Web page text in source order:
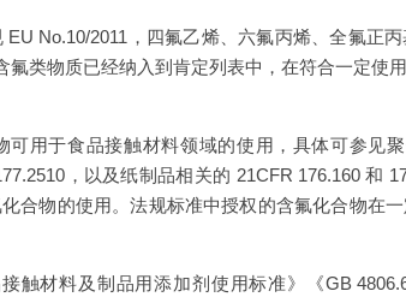
EU No.10/2011，四氟乙烯、六氟丙烯、全氟正
氟类物质已经纳入到肯定列表中，在符合一定使
用于食品接触材料领域的使用，具体可参见聚
，以及纸制品相关的 21CFR 176.160 和
合物的使用。法规标准中授权的含氟化合物在
触材料及制品用添加剂使用标准》《GB